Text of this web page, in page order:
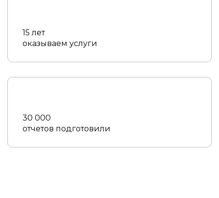
15 лет
оказываем услуги
30 000
отчетов подготовили